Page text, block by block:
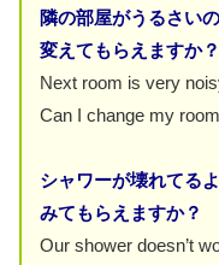
隣の部屋がうるさい
変えてもらえますか？
Next room is very
Can I change my
シャワーが壊れてる
みてもらえますか？
Our shower doesn’t